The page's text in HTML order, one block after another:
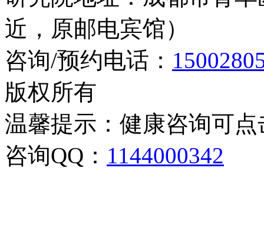
近，原邮电宾馆）
咨询/预约电话：
版权所有
温馨提示：健康咨询可
咨询QQ： 1144000342